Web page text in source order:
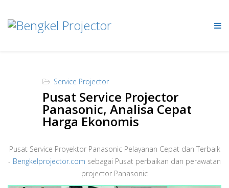
Service Projector
Pusat Service Projector
Panasonic, Analisa Cepat
Harga Ekonomis
Pusat Service Proyektor Panasonic Pelayanan Cepat dan Terbaik
- Bengkelprojector.com sebagai Pusat perbaikan dan perawatan
projector Panasonic